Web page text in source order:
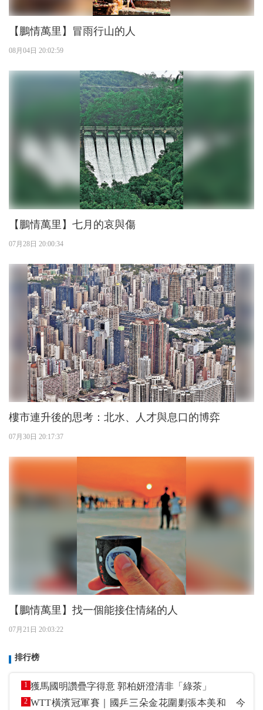
【鵬情萬里】冒雨行山的人
08月04日 20:02:59
【鵬情萬里】七月的哀與傷
07月28日 20:00:34
樓市連升後的思考：北水、人才與息口的博弈
07月30日 20:17:37
【鵬情萬里】找一個能接住情緒的人
07月21日 20:03:22
排行榜
1 獲馬國明讚疊字得意 郭柏妍澄清非「綠茶」
2 WTT橫濱冠軍賽｜國乒三朵金花圍剿張本美和 今